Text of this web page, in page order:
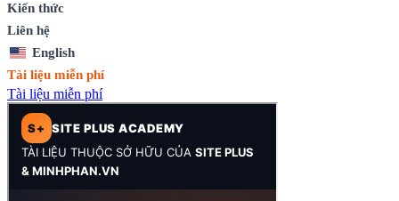
Kiến thức
Liên hệ
English
Tài liệu miễn phí
Tài liệu miễn phí